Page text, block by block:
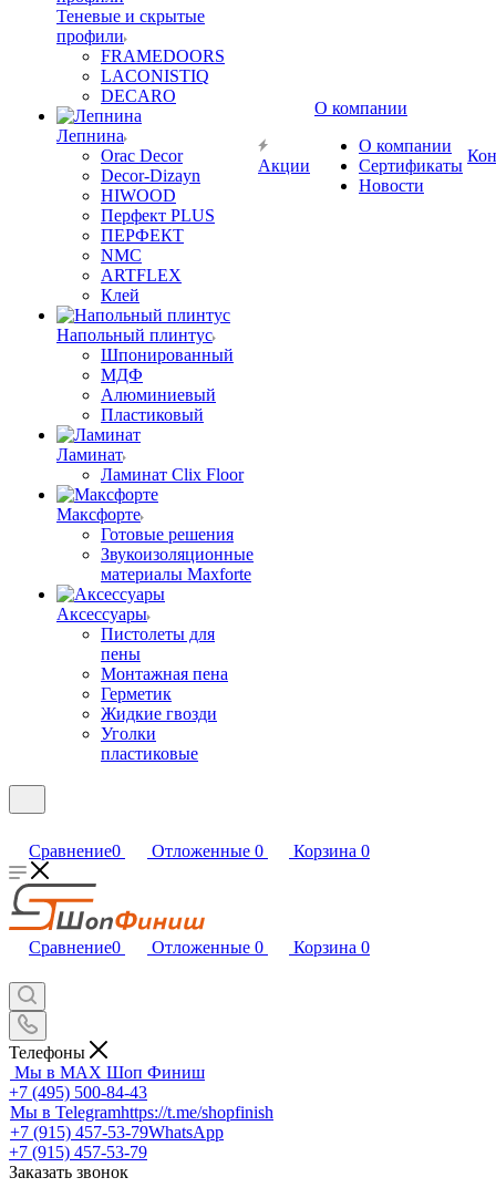
Теневые и скрытые
профили
FRAMEDOORS
LACONISTIQ
DECARO
Лепнина
Orac Decor
Decor-Dizayn
HIWOOD
Перфект PLUS
ПЕРФЕКТ
NMC
ARTFLEX
Клей
Напольный плинтус
Шпонированный
МДФ
Алюминиевый
Пластиковый
Ламинат
Ламинат Clix Floor
Максфорте
Готовые решения
Звукоизоляционные
материалы Maxforte
Аксессуары
Пистолеты для
пены
Монтажная пена
Герметик
Жидкие гвозди
Уголки
пластиковые
Акции
О компании
О компании
Сертификаты
Новости
Сравнение0 Отложенные 0 Корзина 0
Сравнение0 Отложенные 0 Корзина 0
Телефоны
Мы в MAX Шоп Финиш
+7 (495) 500-84-43
Мы в Telegramhttps://t.me/shopfinish
+7 (915) 457-53-79WhatsApp
+7 (915) 457-53-79
Заказать звонок